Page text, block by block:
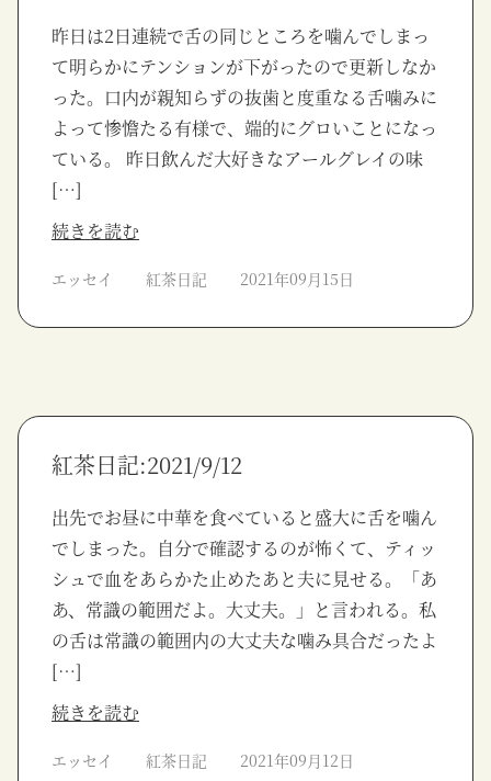
昨日は2日連続で舌の同じところを噛んでしまっ
て明らかにテンションが下がったので更新しなか
った。口内が親知らずの抜歯と度重なる舌噛みに
よって惨憺たる有様で、端的にグロいことになっ
ている。 昨日飲んだ大好きなアールグレイの味
[…]
続きを読む
エッセイ 紅茶日記 2021年09月15日
紅茶日記:2021/9/12
出先でお昼に中華を食べていると盛大に舌を噛ん
でしまった。自分で確認するのが怖くて、ティッ
シュで血をあらかた止めたあと夫に見せる。「あ
あ、常識の範囲だよ。大丈夫。」と言われる。私
の舌は常識の範囲内の大丈夫な噛み具合だったよ
[…]
続きを読む
エッセイ 紅茶日記 2021年09月12日